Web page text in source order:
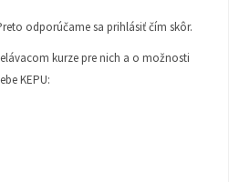
odporúčame sa prihlásiť čím skôr.
kurze pre nich a o možnosti
KEPU: